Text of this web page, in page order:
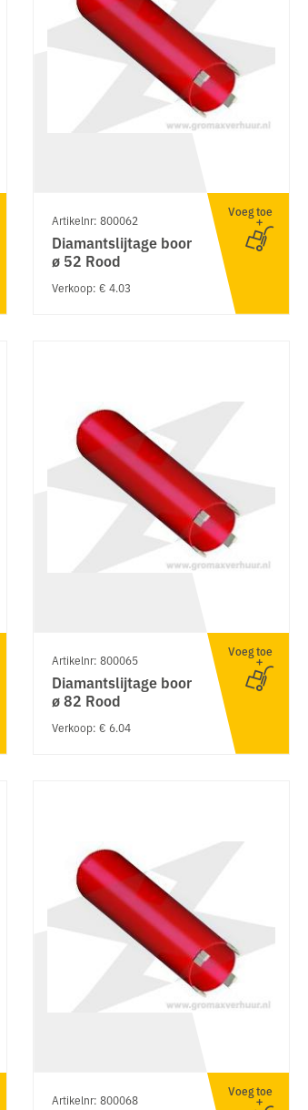
Artikelnr: 800062
Diamantslijtage boor
ø 52 Rood
Verkoop: € 4.03
Voeg toe
Artikelnr: 800065
Diamantslijtage boor
ø 82 Rood
Verkoop: € 6.04
Voeg toe
Artikelnr: 800068
Voeg toe